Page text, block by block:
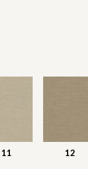
11 12